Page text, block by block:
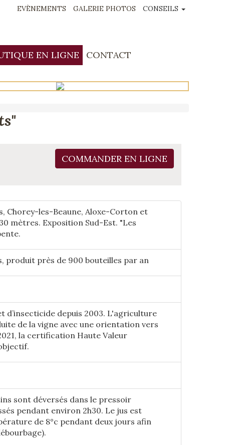
EVÈNEMENTS GALERIE PHOTOS CONSEILS
EN LIGNE CONTACT
COMMANDER EN LIGNE
Chorey-les-Beaune, Aloxe-Corton et
mètres. Exposition Sud-Est. "Les
produit près de 900 bouteilles par an
d’insecticide depuis 2003. L'agriculture
de la vigne avec une orientation vers
la certification Haute Valeur
sont déversés dans le pressoir
pendant environ 2h30. Le jus est
de 8°c pendant deux jours afin